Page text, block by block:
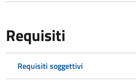
Requisiti
Requisiti soggettivi